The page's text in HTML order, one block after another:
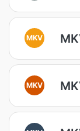
MKV
MKV